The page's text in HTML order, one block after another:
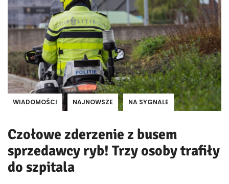
WIADOMOŚCI NAJNOWSZE NA SYGNALE
Czołowe zderzenie z busem
sprzedawcy ryb! Trzy osoby trafiły
do szpitala